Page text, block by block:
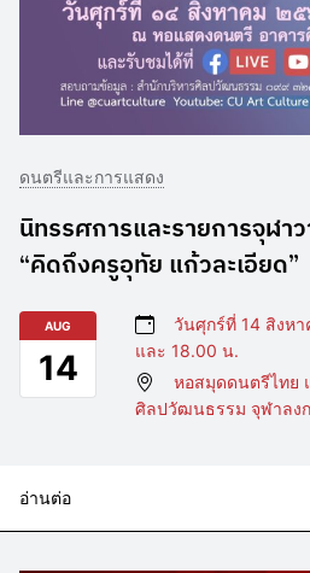
ดนตรีและการแสดง
นิทรรศการและรายการจุฬา
“คิดถึงครูอุทัย แก้วละเอียด”
AUG
14
วันศุกร์ที่ 14 สิงห
และ 18.00 น.
หอสมุดดนตรีไทย
ศิลปวัฒนธรรม จุฬาลง
อ่านต่อ